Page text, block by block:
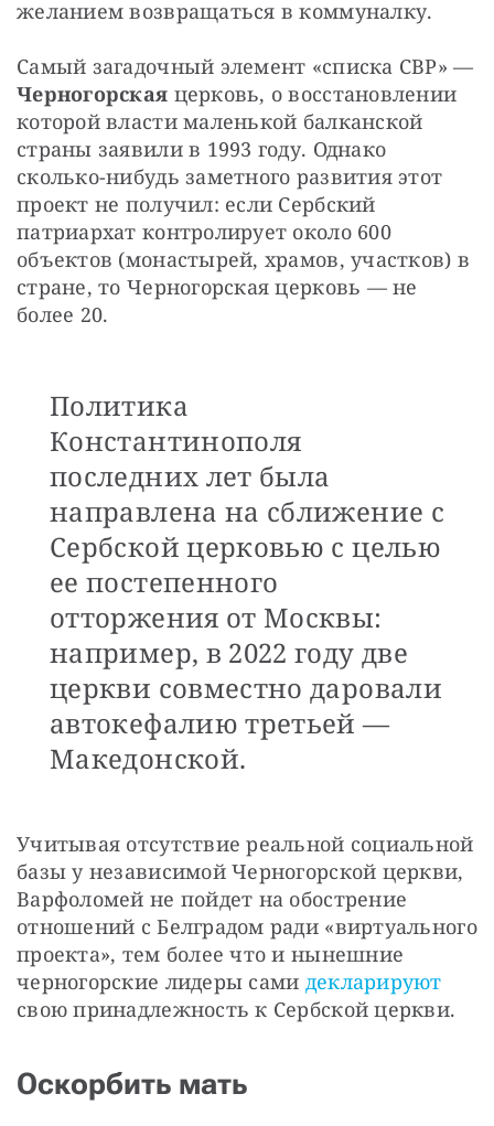
желанием возвращаться в коммуналку.
Черногорская церковь, о восстановлении
которой власти маленькой балканской
страны заявили в 1993 году. Однако
сколько-нибудь заметного развития этот
проект не получил: если Сербский
патриархат контролирует около 600
объектов (монастырей, храмов, участков) в
стране, то Черногорская церковь — не
более 20.
Политика
Константинополя
последних лет была
направлена на сближение с
Сербской церковью с целью
ее постепенного
отторжения от Москвы:
например, в 2022 году две
церкви совместно даровали
автокефалию третьей —
Македонской.
Учитывая отсутствие реальной социальной
базы у независимой Черногорской церкви,
Варфоломей не пойдет на обострение
отношений с Белградом ради «виртуального
проекта», тем более что и нынешние
черногорские лидеры сами декларируют
свою принадлежность к Сербской церкви.
Оскорбить мать